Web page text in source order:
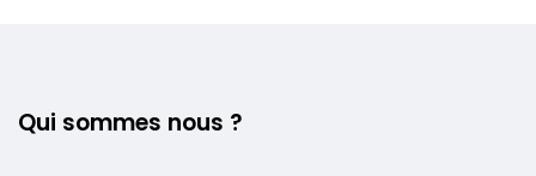
Qui sommes nous ?